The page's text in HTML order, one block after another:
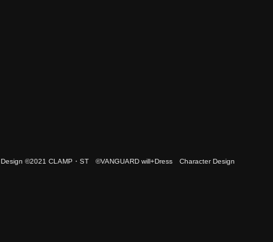
©2021 CLAMP・ST ©VANGUARD will+Dress Character Design